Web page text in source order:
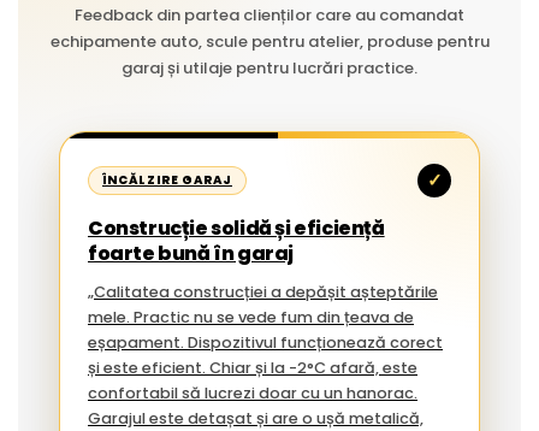
Feedback din partea clienților care au comandat
echipamente auto, scule pentru atelier, produse pentru
garaj și utilaje pentru lucrări practice.
ÎNCĂLZIRE GARAJ ✓
Construcție solidă și eficiență
foarte bună în garaj
„Calitatea construcției a depășit așteptările
mele. Practic nu se vede fum din țeava de
eșapament. Dispozitivul funcționează corect
și este eficient. Chiar și la -2°C afară, este
confortabil să lucrezi doar cu un hanorac.
Garajul este detașat și are o ușă metalică,